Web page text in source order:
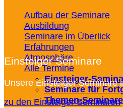
Aufbau der Seminare
Ausbildung
Seminare im Überlick
Erfahrungen
Atmosphäre
Alle Termine
Einsteiger-
Seminare für
Themen-Seminare
Einsteiger Seminare
Unsere Einsteiger Seminare
zu den Einsteiger Seminaren